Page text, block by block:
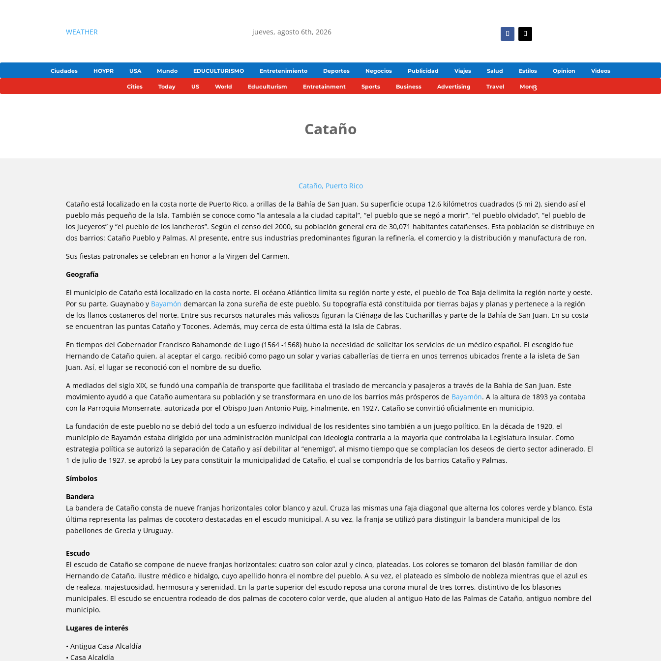
WEATHER jueves, agosto 6th, 2026
Ciudades HOYPR USA Mundo EDUCULTURISMO Entretenimiento Deportes Negocios Publicidad Viajes Salud Estilos Opinion Videos
Cities Today US World Educulturism Entretainment Sports Business Advertising Travel More
Cataño
Cataño, Puerto Rico
Cataño está localizado en la costa norte de Puerto Rico, a orillas de la Bahía de San Juan. Su superficie ocupa 12.6 kilómetros cuadrados (5 mi 2), siendo así el
pueblo más pequeño de la Isla. También se conoce como “la antesala a la ciudad capital”, “el pueblo que se negó a morir”, “el pueblo olvidado”, “el pueblo de
los jueyeros” y “el pueblo de los lancheros”. Según el censo del 2000, su población general era de 30,071 habitantes catañenses. Esta población se distribuye en
dos barrios: Cataño Pueblo y Palmas. Al presente, entre sus industrias predominantes figuran la refinería, el comercio y la distribución y manufactura de ron.
Sus fiestas patronales se celebran en honor a la Virgen del Carmen.
Geografía
El municipio de Cataño está localizado en la costa norte. El océano Atlántico limita su región norte y este, el pueblo de Toa Baja delimita la región norte y oeste.
Por su parte, Guaynabo y Bayamón demarcan la zona sureña de este pueblo. Su topografía está constituida por tierras bajas y planas y pertenece a la región
de los llanos costaneros del norte. Entre sus recursos naturales más valiosos figuran la Ciénaga de las Cucharillas y parte de la Bahía de San Juan. En su costa
se encuentran las puntas Cataño y Tocones. Además, muy cerca de esta última está la Isla de Cabras.
En tiempos del Gobernador Francisco Bahamonde de Lugo (1564 -1568) hubo la necesidad de solicitar los servicios de un médico español. El escogido fue
Hernando de Cataño quien, al aceptar el cargo, recibió como pago un solar y varias caballerías de tierra en unos terrenos ubicados frente a la isleta de San
Juan. Así, el lugar se reconoció con el nombre de su dueño.
A mediados del siglo XIX, se fundó una compañía de transporte que facilitaba el traslado de mercancía y pasajeros a través de la Bahía de San Juan. Este
movimiento ayudó a que Cataño aumentara su población y se transformara en uno de los barrios más prósperos de Bayamón. A la altura de 1893 ya contaba
con la Parroquia Monserrate, autorizada por el Obispo Juan Antonio Puig. Finalmente, en 1927, Cataño se convirtió oficialmente en municipio.
La fundación de este pueblo no se debió del todo a un esfuerzo individual de los residentes sino también a un juego político. En la década de 1920, el
municipio de Bayamón estaba dirigido por una administración municipal con ideología contraria a la mayoría que controlaba la Legislatura insular. Como
estrategia política se autorizó la separación de Cataño y así debilitar al “enemigo”, al mismo tiempo que se complacían los deseos de cierto sector adinerado. El
1 de julio de 1927, se aprobó la Ley para constituir la municipalidad de Cataño, el cual se compondría de los barrios Cataño y Palmas.
Símbolos
Bandera
La bandera de Cataño consta de nueve franjas horizontales color blanco y azul. Cruza las mismas una faja diagonal que alterna los colores verde y blanco. Esta
última representa las palmas de cocotero destacadas en el escudo municipal. A su vez, la franja se utilizó para distinguir la bandera municipal de los
pabellones de Grecia y Uruguay.
Escudo
El escudo de Cataño se compone de nueve franjas horizontales: cuatro son color azul y cinco, plateadas. Los colores se tomaron del blasón familiar de don
Hernando de Cataño, ilustre médico e hidalgo, cuyo apellido honra el nombre del pueblo. A su vez, el plateado es símbolo de nobleza mientras que el azul es
de realeza, majestuosidad, hermosura y serenidad. En la parte superior del escudo reposa una corona mural de tres torres, distintivo de los blasones
municipales. El escudo se encuentra rodeado de dos palmas de cocotero color verde, que aluden al antiguo Hato de las Palmas de Cataño, antiguo nombre del
municipio.
Lugares de interés
• Antigua Casa Alcaldía
• Casa Alcaldía